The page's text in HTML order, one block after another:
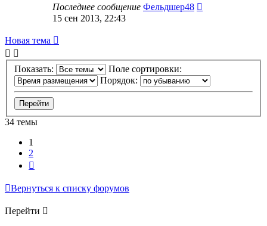
Последнее сообщение Фельдшер48
15 сен 2013, 22:43
Новая тема
Показать:
Поле сортировки:
Порядок:
34 темы
1
2
Вернуться к списку форумов
Перейти